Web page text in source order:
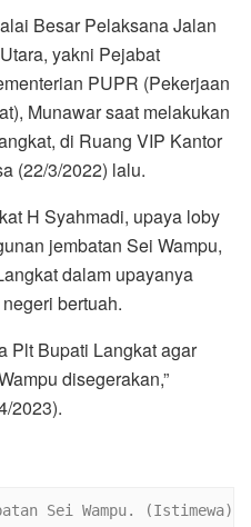
Besar Pelaksana Jalan
yakni Pejabat
PUPR (Pekerjaan
Munawar saat melakukan
di Ruang VIP Kantor
(22/3/2022) lalu.
H Syahmadi, upaya loby
jembatan Sei Wampu,
dalam upayanya
bertuah.
Plt Bupati Langkat agar
disegerakan,”
2023).
Sei Wampu. (Istimewa)